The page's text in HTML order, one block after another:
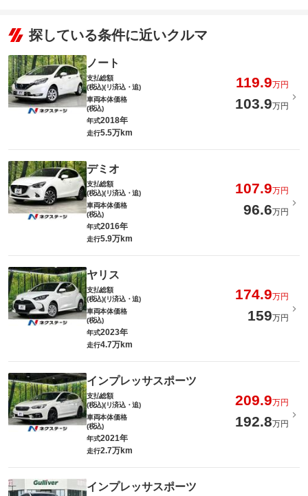
探している条件に近いクルマ
ノート
支払総額
(税込)(リ済込・追)
119.9万円
車両本体価格
(税込)
103.9万円
年式2018年
走行5.5万km
デミオ
支払総額
(税込)(リ済込・追)
107.9万円
車両本体価格
(税込)
96.6万円
年式2016年
走行5.9万km
ヤリス
支払総額
(税込)(リ済込・追)
174.9万円
車両本体価格
(税込)
159万円
年式2023年
走行4.7万km
インプレッサスポーツ
支払総額
(税込)(リ済込・追)
209.9万円
車両本体価格
(税込)
192.8万円
年式2021年
走行2.7万km
インプレッサスポーツ